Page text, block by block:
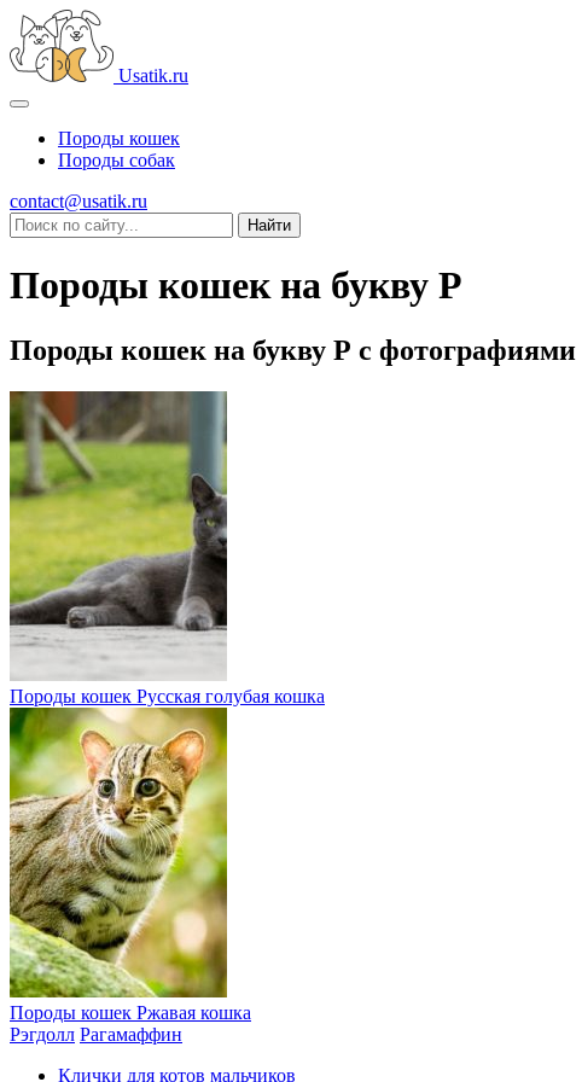
Usatik.ru
Породы кошек
Породы собак
contact@usatik.ru
Породы кошек на букву Р
Породы кошек на букву Р с
Породы кошек Русская голубая кошка
Породы кошек Ржавая кошка
Рэгдолл Рагамаффин
Клички для котов мальчиков